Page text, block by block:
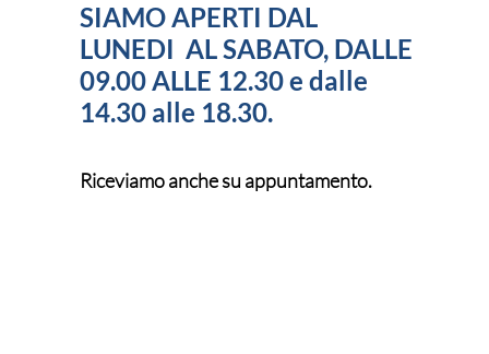
SIAMO APERTI DAL
LUNEDI AL SABATO, DALLE
09.00 ALLE 12.30 e dalle
14.30 alle 18.30.
Riceviamo anche su appuntamento.